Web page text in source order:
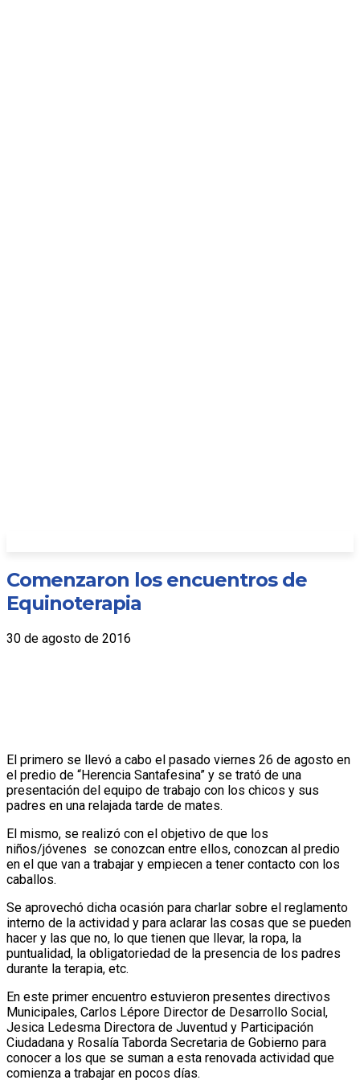
Comenzaron los encuentros de
Equinoterapia
30 de agosto de 2016
El primero se llevó a cabo el pasado viernes 26 de agosto en
el predio de “Herencia Santafesina” y se trató de una
presentación del equipo de trabajo con los chicos y sus
padres en una relajada tarde de mates.
El mismo, se realizó con el objetivo de que los
niños/jóvenes se conozcan entre ellos, conozcan al predio
en el que van a trabajar y empiecen a tener contacto con los
caballos.
Se aprovechó dicha ocasión para charlar sobre el reglamento
interno de la actividad y para aclarar las cosas que se pueden
hacer y las que no, lo que tienen que llevar, la ropa, la
puntualidad, la obligatoriedad de la presencia de los padres
durante la terapia, etc.
En este primer encuentro estuvieron presentes directivos
Municipales, Carlos Lépore Director de Desarrollo Social,
Jesica Ledesma Directora de Juventud y Participación
Ciudadana y Rosalía Taborda Secretaria de Gobierno para
conocer a los que se suman a esta renovada actividad que
comienza a trabajar en pocos días.